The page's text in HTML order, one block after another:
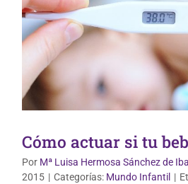
Cómo actuar si tu
Por Mª Luisa Hermosa Sánchez de
2015 | Categorías: Mundo Infantil |